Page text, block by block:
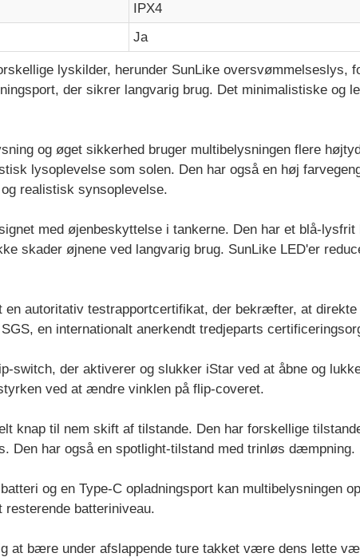
IPX4
Ja
lyskilder, herunder SunLike oversvømmelseslys,
der sikrer langvarig brug. Det minimalistiske og
og øget sikkerhed bruger multibelysningen flere
lysoplevelse som solen. Den har også en høj
realistisk synsoplevelse.
med øjenbeskyttelse i tankerne. Den har et blå-
skader øjnene ved langvarig brug. SunLike LED'er
en autoritativ testrapportcertifikat, der bekræfter, at
en internationalt anerkendt tredjeparts
switch, der aktiverer og slukker iStar ved at åbne og
ved at ændre vinklen på flip-coveret.
knap til nem skift af tilstande. Den har forskellige
Den har også en spotlight-tilstand med trinløs dæmpning.
og en Type-C opladningsport kan multibelysningen
batteriniveau.
at bære under afslappende ture takket være dens lette